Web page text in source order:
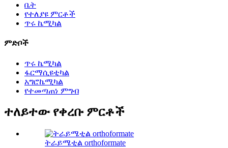
ቤት
የተለያዩ ምርቶች
ጥሩ ኬሚካል
ምድቦች
ጥሩ ኬሚካል
ፋርማሲዩቲካል
አግሮኬሚካል
የተመጣጠነ ምግብ
ተለይተው የቀረቡ ምርቶች
ትራይሜቲል orthoformate